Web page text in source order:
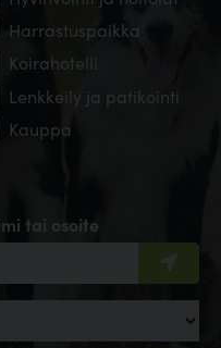
tai osoite
Harrastuspaikka
Koirahotelli
Lenkkeily ja patikointi
Kauppa